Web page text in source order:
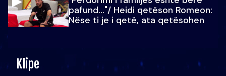
pafund…"/ Heidi qetëson Romeon:
Nëse ti je i qetë, ata qetësohen
Klipe